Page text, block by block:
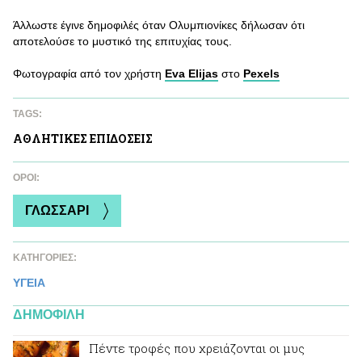
Άλλωστε έγινε δημοφιλές όταν Ολυμπιονίκες δήλωσαν ότι
αποτελούσε το μυστικό της επιτυχίας τους.
Φωτογραφία από τον χρήστη Eva Elijas στο Pexels
TAGS:
ΑΘΛΗΤΙΚΕΣ ΕΠΙΔΟΣΕΙΣ
ΌΡΟΙ:
ΓΛΩΣΣΑΡΙ
ΚΑΤΗΓΟΡΙΕΣ:
ΥΓΕΙΑ
ΔΗΜΟΦΙΛΗ
Πέντε τροφές που χρειάζονται οι μυς